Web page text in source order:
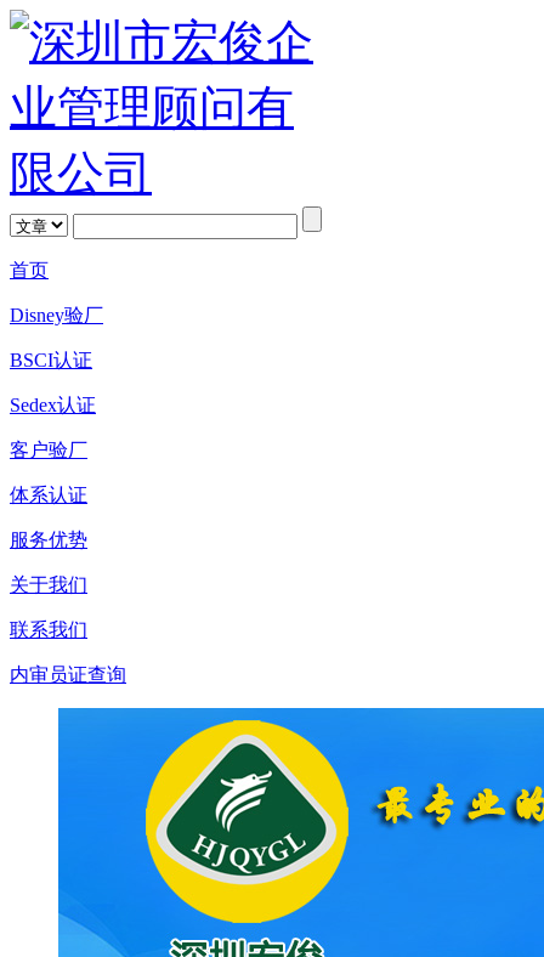
首页
Disney验厂
BSCI认证
Sedex认证
客户验厂
体系认证
服务优势
关于我们
联系我们
内审员证查询